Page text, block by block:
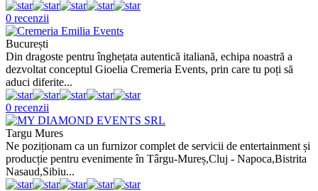
0 recenzii
București
Din dragoste pentru înghețata autentică italiană, echipa noastră a
dezvoltat conceptul Gioelia Cremeria Events, prin care tu poți să
aduci diferite...
0 recenzii
Targu Mures
Ne poziționam ca un furnizor complet de servicii de entertainment și
producție pentru evenimente în Târgu‑Mureș,Cluj - Napoca,Bistrita
Nasaud,Sibiu...